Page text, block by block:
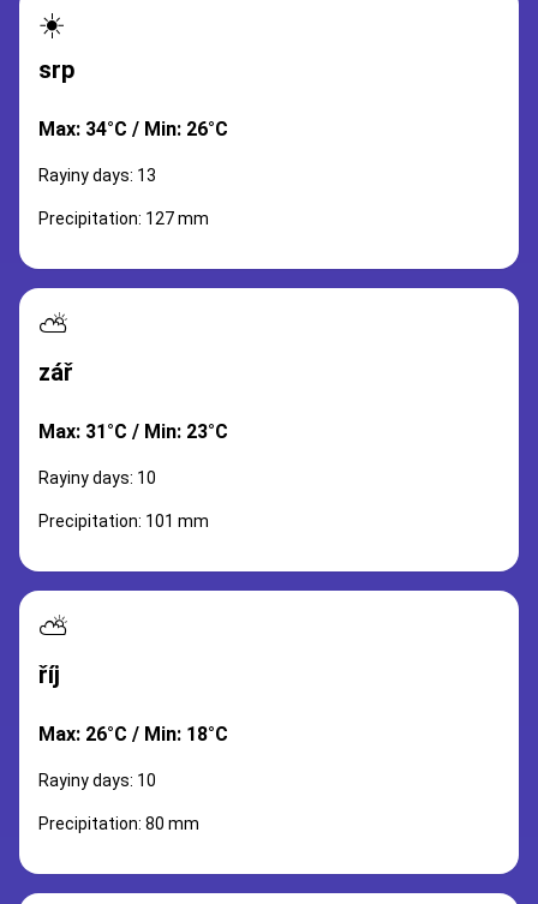
☀️
srp
Max: 34°C / Min: 26°C
Rayiny days: 13
Precipitation: 127 mm
⛅
zář
Max: 31°C / Min: 23°C
Rayiny days: 10
Precipitation: 101 mm
⛅
říj
Max: 26°C / Min: 18°C
Rayiny days: 10
Precipitation: 80 mm